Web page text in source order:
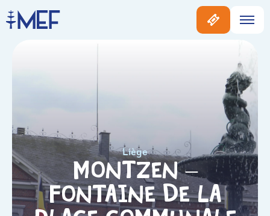
Liège
Montzen –
Fontaine de la